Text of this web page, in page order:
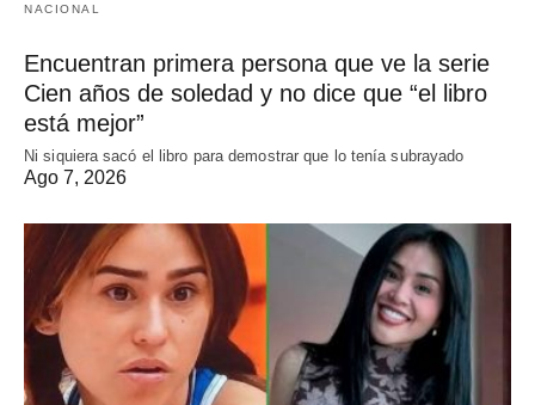
NACIONAL
Encuentran primera persona que ve la serie
Cien años de soledad y no dice que “el libro
está mejor”
Ni siquiera sacó el libro para demostrar que lo tenía subrayado
Ago 7, 2026